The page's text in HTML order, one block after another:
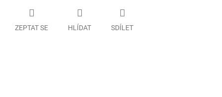
ZEPTAT SE HLÍDAT SDÍLET